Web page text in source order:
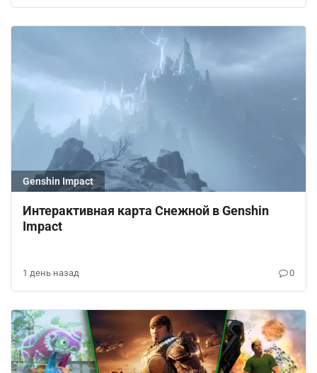
Genshin Impact
Интерактивная карта Снежной в Genshin
Impact
1 день назад 0